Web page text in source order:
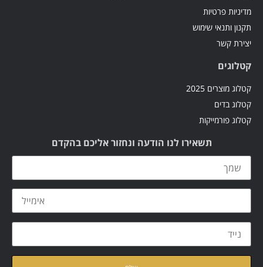
מדיניות פרטיות
תקנון ותנאי שימוש
יצירת קשר
קטלוגים
קטלוג מוצרים 2025
קטלוג בדים
קטלוג פורמייקות
תשאירו לנו הודעה ונחזור אליכם בהקדם